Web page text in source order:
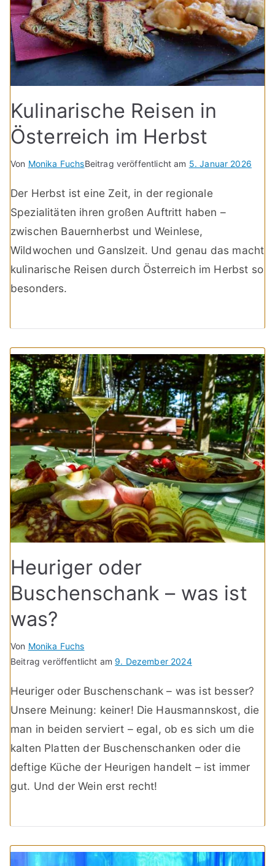
Kulinarische Reisen in
Österreich im Herbst
Von Monika FuchsBeitrag veröffentlicht am 5. Januar 2026
Der Herbst ist eine Zeit, in der regionale
Spezialitäten ihren großen Auftritt haben –
zwischen Bauernherbst und Weinlese,
Wildwochen und Ganslzeit. Und genau das macht
kulinarische Reisen durch Österreich im Herbst so
besonders.
Heuriger oder
Buschenschank – was ist
was?
Von Monika Fuchs
Beitrag veröffentlicht am 9. Dezember 2024
Heuriger oder Buschenschank – was ist besser?
Unsere Meinung: keiner! Die Hausmannskost, die
man in beiden serviert – egal, ob es sich um die
kalten Platten der Buschenschanken oder die
deftige Küche der Heurigen handelt – ist immer
gut. Und der Wein erst recht!